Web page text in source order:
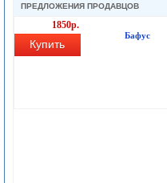
ПРЕДЛОЖЕНИЯ ПРОДАВЦОВ
1850р.
Купить
Бафус